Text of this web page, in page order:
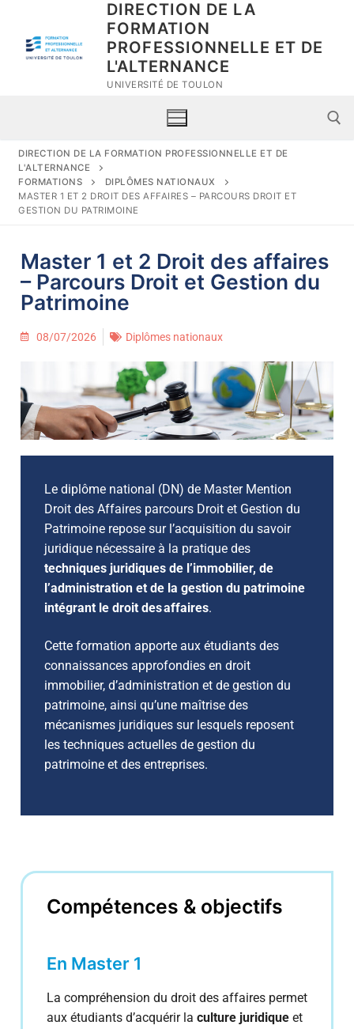
DIRECTION DE LA
FORMATION
PROFESSIONNELLE ET DE
L'ALTERNANCE
UNIVERSITÉ DE TOULON
Nous connaître
Nos missions
L’équipe
Notre démarche qualité
Nos documents références
Contactez-nous
Scolarité
Avant ma formation
Pendant ma formation
Après ma formation
Enquêtes et statistiques – Alternance
Professionnelle
Accompagnement
Conseils et Accompagnement
Financer ma formation
Campus Connecté
Handicap
Choisir l’alternance
Devenir un alternant
Entreprises
Répondre aux besoins de l’entreprise
Taxe d’apprentissage 2026
Formations
DAEU
Diplômes nationaux
Diplômes d’Université
Formations à la carte
Formations en langues
Certifications d’anglais
Valider un diplôme par blocs de compétences
Validation acquis
Tout savoir sur la validation des acquis
Validation des Acquis de l’Expérience (VAE)
Validation des Acquis Professionnels et
Personnels (VAPP)
Dates de réunions VAE – VAPP
Présentation de l’Université du Temps Libre
(UTL)
Programme de l’UTL
S’inscrire à l’UTL
Actualités
DIRECTION DE LA FORMATION PROFESSIONNELLE ET DE
L'ALTERNANCE
FORMATIONS
DIPLÔMES NATIONAUX
MASTER 1 ET 2 DROIT DES AFFAIRES – PARCOURS DROIT ET
GESTION DU PATRIMOINE
Master 1 et 2 Droit des affaires
– Parcours Droit et Gestion du
Patrimoine
08/07/2026 Diplômes nationaux
Le diplôme national (DN) de Master Mention
Droit des Affaires parcours Droit et Gestion du
Patrimoine repose sur l’acquisition du savoir
juridique nécessaire à la pratique des
techniques juridiques de l’immobilier, de
l’administration et de la gestion du patrimoine
intégrant le droit des affaires.
Cette formation apporte aux étudiants des
connaissances approfondies en droit
immobilier, d’administration et de gestion du
patrimoine, ainsi qu’une maîtrise des
mécanismes juridiques sur lesquels reposent
les techniques actuelles de gestion du
patrimoine et des entreprises.
Compétences & objectifs
En Master 1
La compréhension du droit des affaires permet
aux étudiants d’acquérir la culture juridique et